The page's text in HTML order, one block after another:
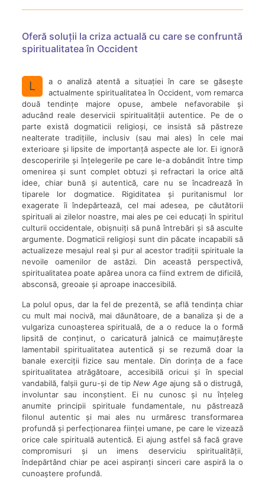
Oferă soluții la criza actuală cu care se confruntă
spiritualitatea în Occident
L
a o analiză atentă a situației în care se găsește
actualmente spiritualitatea în Occident, vom remarca
două tendințe majore opuse, ambele nefavorabile și
aducând reale deservicii spiritualității autentice. Pe de o
parte există dogmaticii religioși, ce insistă să păstreze
nealterate tradițiile, inclusiv (sau mai ales) în cele mai
exterioare și lipsite de importanță aspecte ale lor. Ei ignoră
descoperirile și înțelegerile pe care le-a dobândit între timp
omenirea și sunt complet obtuzi și refractari la orice altă
idee, chiar bună și autentică, care nu se încadrează în
tiparele lor dogmatice. Rigiditatea și puritanismul lor
exagerate îi îndepărtează, cel mai adesea, pe căutătorii
spirituali ai zilelor noastre, mai ales pe cei educați în spiritul
culturii occidentale, obișnuiți să pună întrebări și să asculte
argumente. Dogmaticii religioși sunt din păcate incapabili să
actualizeze mesajul real și pur al acestor tradiții spirituale la
nevoile oamenilor de astăzi. Din această perspectivă,
spiritualitatea poate apărea unora ca fiind extrem de dificilă,
absconsă, greoaie și aproape inaccesibilă.
La polul opus, dar la fel de prezentă, se află tendința chiar
cu mult mai nocivă, mai dăunătoare, de a banaliza și de a
vulgariza cunoașterea spirituală, de a o reduce la o formă
lipsită de conținut, o caricatură jalnică ce maimuțărește
lamentabil spiritualitatea autentică și se rezumă doar la
banale exerciții fizice sau mentale. Din dorința de a face
spiritualitatea atrăgătoare, accesibilă oricui și în special
vandabilă, falșii guru-și de tip New Age ajung să o distrugă,
involuntar sau inconștient. Ei nu cunosc și nu înțeleg
anumite principii spirituale fundamentale, nu păstrează
filonul autentic și mai ales nu urmăresc transformarea
profundă și perfecționarea ființei umane, pe care le vizează
orice cale spirituală autentică. Ei ajung astfel să facă grave
compromisuri și un imens deserviciu spiritualității,
îndepărtând chiar pe acei aspiranți sinceri care aspiră la o
cunoaștere profundă.